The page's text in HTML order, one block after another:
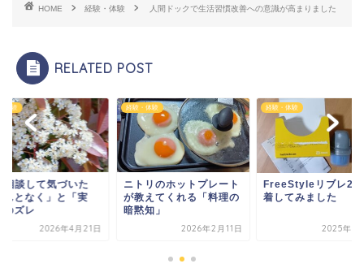
HOME 経験・体験 人間ドックで生活習慣改善への意識が高まりました
RELATED POST
体験
リのホットプレート
えてくれる「料理の
知」
2026年2月11日
経験・体験
FreeStyleリブレ2、装
着してみました
2025年9月11日
経験・体験
AIに相談して気づい
「なんとなく」と「
2026年4